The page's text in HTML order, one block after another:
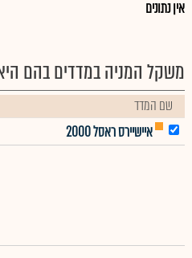
אין נתונים
משקל המניה במדדים בהם
שם המדד
איישיירס ראסל 2000